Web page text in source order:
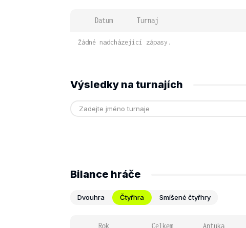
Datum Turnaj
Žádné nadcházející zápasy.
Výsledky na turnajích
Bilance hráče
Dvouhra Čtyřhra Smíšené čtyřhry
Rok Celkem Antuka